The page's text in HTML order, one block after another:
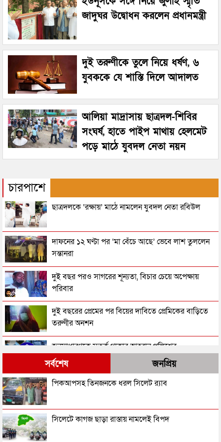
জাদুঘর উদ্বোধন করলেন প্রধানমন্ত্রী
দুই তরুণীকে তুলে নিয়ে ধর্ষণ, ৬
যুবককে যে শাস্তি দিলে আদালত
আলিয়া মাদ্রাসায় ছাত্রদল-শিবির
সংঘর্ষ, হাতে পাইপ মাথায় হেলমেট
পড়ে মাঠে যুবদল নেতা নয়ন
চারপাশে
ছাত্রদলকে ‘রক্ষায়’ মাঠে নামলেন যুবদল নেতা রবিউল
দাফনের ১২ ঘণ্টা পর ‘মা বেঁচে আছে’ ভেবে লাশ তুললেন
সন্তানরা
দুই বছর পরও সাগরের শূন্যতা, বিচার চেয়ে অপেক্ষায়
পরিবার
দুই বছরের প্রেমের পর বিয়ের দাবিতে প্রেমিকের বাড়িতে
তরুণীর অনশন
জনসাধারণকে সতর্ক থাকার আহ্বান পুলিশের
৩ মাসে পুলিশের হাতে গ্রেপ্তার ১ লাখ ৪২ হাজার
ছেলের ছুরি কাঘাতে বাবা-মা খুন
সর্বশেষ জনপ্রিয়
পিকআপসহ তিনজনকে ধরল সিলেট র‌্যাব
সিলেটে কাগজ ছাড়া রাস্তায় নামলেই বিপদ